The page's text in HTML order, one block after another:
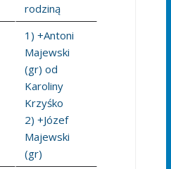
rodziną
1) +Antoni
Majewski
(gr) od
Karoliny
Krzyśko
2) +Józef
Majewski
(gr)